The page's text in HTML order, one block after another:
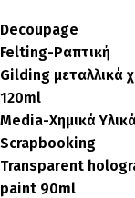
Decoupage
Felting-Ραπτική
Gilding μεταλλικά
120ml
Media-Χημικά
Scrapbooking
Transparent
paint 90ml